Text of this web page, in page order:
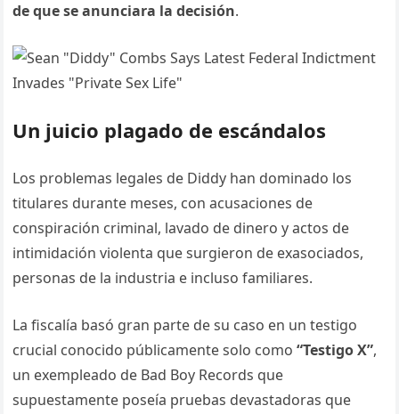
de que se anunciara la decisión.
Un juicio plagado de escándalos
Los problemas legales de Diddy han dominado los
titulares durante meses, con acusaciones de
conspiración criminal, lavado de dinero y actos de
intimidación violenta que surgieron de exasociados,
personas de la industria e incluso familiares.
La fiscalía basó gran parte de su caso en un testigo
crucial conocido públicamente solo como“Testigo X”,
un exempleado de Bad Boy Records que
supuestamente poseía pruebas devastadoras que